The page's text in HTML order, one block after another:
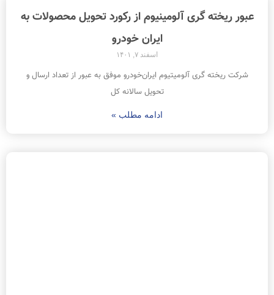
عبور ريخته گری آلومینیوم از رکورد تحویل محصولات به
ایران خودرو
اسفند ۷, ۱۴۰۱
شرکت ريخته گری آلومیتیوم ایران‌خودرو موفق به عبور از تعداد ارسال و
تحویل سالانه کل
ادامه مطلب »